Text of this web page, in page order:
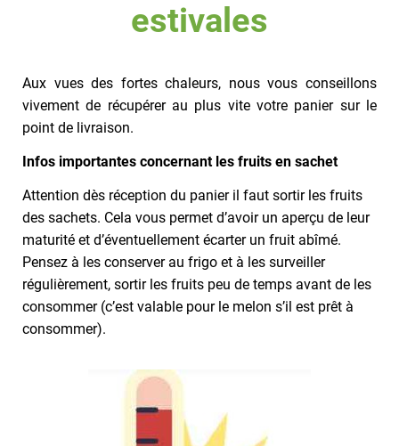
estivales
Aux vues des fortes chaleurs, nous vous conseillons
vivement de récupérer au plus vite votre panier sur le
point de livraison.
Infos importantes concernant les fruits en sachet
Attention dès réception du panier il faut sortir les fruits
des sachets. Cela vous permet d’avoir un aperçu de leur
maturité et d’éventuellement écarter un fruit abîmé.
Pensez à les conserver au frigo et à les surveiller
régulièrement, sortir les fruits peu de temps avant de les
consommer (c’est valable pour le melon s’il est prêt à
consommer).